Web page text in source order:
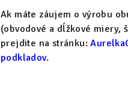
Ak máte záujem o výrobu
(obvodové a dĺžkové
prejdite na stránku:
podkladov.